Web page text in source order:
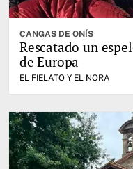
CANGAS DE ONÍS
Rescatado un
de Europa
EL FIELATO Y EL NORA